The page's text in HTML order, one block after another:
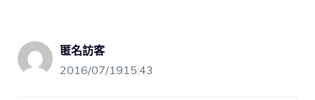
匿名訪客
2016/07/1915:43